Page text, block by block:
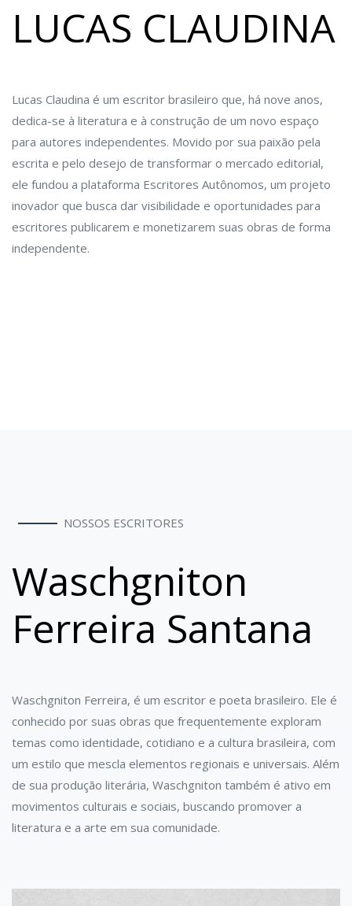
LUCAS CLAUDINA
Lucas Claudina é um escritor brasileiro que, há nove anos,
dedica-se à literatura e à construção de um novo espaço
para autores independentes. Movido por sua paixão pela
escrita e pelo desejo de transformar o mercado editorial,
ele fundou a plataforma Escritores Autônomos, um projeto
inovador que busca dar visibilidade e oportunidades para
escritores publicarem e monetizarem suas obras de forma
independente.
NOSSOS ESCRITORES
Waschgniton
Ferreira Santana
Waschgniton Ferreira, é um escritor e poeta brasileiro. Ele é
conhecido por suas obras que frequentemente exploram
temas como identidade, cotidiano e a cultura brasileira, com
um estilo que mescla elementos regionais e universais. Além
de sua produção literária, Waschgniton também é ativo em
movimentos culturais e sociais, buscando promover a
literatura e a arte em sua comunidade.